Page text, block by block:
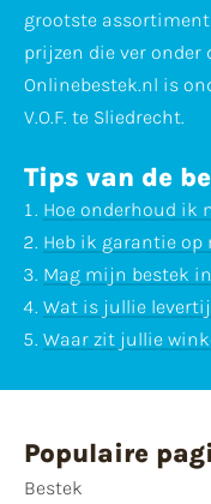
grootste assortiment
prijzen die ver onder
Onlinebestek.nl is
V.O.F. te Sliedrecht.
Tips van de
Hoe onderhoud ik
Heb ik garantie op
Mag mijn bestek
Wat is jullie
Waar zit jullie
Populaire
Bestek